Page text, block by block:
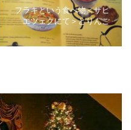
フラキという食べ物＜ザピ
エツェクにて＞とりんご